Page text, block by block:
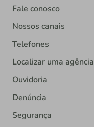
Fale conosco
Nossos canais
Telefones
Localizar uma agência
Ouvidoria
Denúncia
Segurança